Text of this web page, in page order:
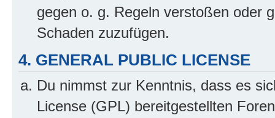
gegen o. g. Regeln verstoßen oder
Schaden zuzufügen.
4. GENERAL PUBLIC LICENSE
Du nimmst zur Kenntnis, dass es
License (GPL) bereitgestellten